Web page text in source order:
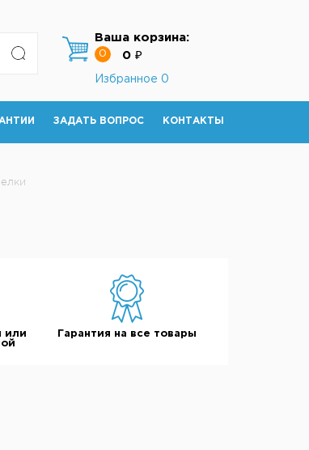
Ваша корзина:
0 0 ₽
Избранное 0
ЗАДАТЬ ВОПРОС КОНТАКТЫ
или
Гарантия на все товары